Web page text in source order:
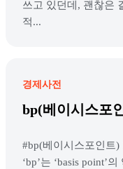
쓰고 있던데, 괜찮은
적...
경제사전
bp(베이시스포
#bp(베이시스포인트
‘bp’는 ‘basis point’